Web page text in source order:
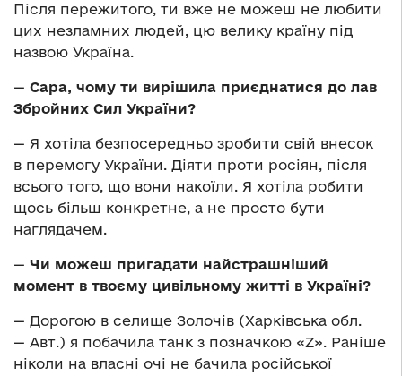
Після пережитого, ти вже не можеш не любити
цих незламних людей, цю велику країну під
назвою Україна.
— Cара, чому ти вирішила приєднатися до лав
Збройних Сил України?
— Я хотіла безпосередньо зробити свій внесок
в перемогу України. Діяти проти росіян, після
всього того, що вони накоїли. Я хотіла робити
щось більш конкретне, а не просто бути
наглядачем.
— Чи можеш пригадати найстрашніший
момент в твоєму цивільному житті в Україні?
— Дорогою в селище Золочів (Харківська обл.
— Авт.) я побачила танк з позначкою «Z». Раніше
ніколи на власні очі не бачила російської